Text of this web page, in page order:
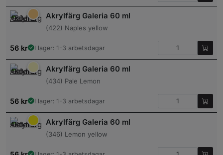
Akrylfärg Galeria 60 ml
(422) Naples yellow
56 kr I lager: 1-3 arbetsdagar
Akrylfärg Galeria 60 ml
(434) Pale Lemon
56 kr I lager: 1-3 arbetsdagar
Akrylfärg Galeria 60 ml
(346) Lemon yellow